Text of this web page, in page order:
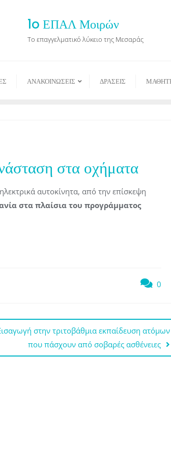
1o ΕΠΑΛ Μοιρών
Το επαγγελματικό λύκειο της Μεσαράς
ΑΝΑΚΟΙΝΩΣΕΙΣ ΔΡΑΣΕΙΣ
στα οχήματα
αυτοκίνητα, από την επίσκεψη
στα πλαίσια του προγράμματος
0
στην τριτοβάθμια εκπαίδευση ατόμων
που πάσχουν από σοβαρές ασθένειες